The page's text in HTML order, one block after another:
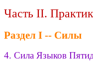
Часть II.
Раздел I -- Силы
4. Сила Языков